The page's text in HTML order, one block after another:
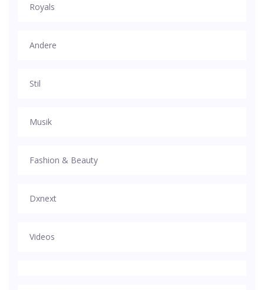
Royals
Andere
Stil
Musik
Fashion & Beauty
Dxnext
Videos